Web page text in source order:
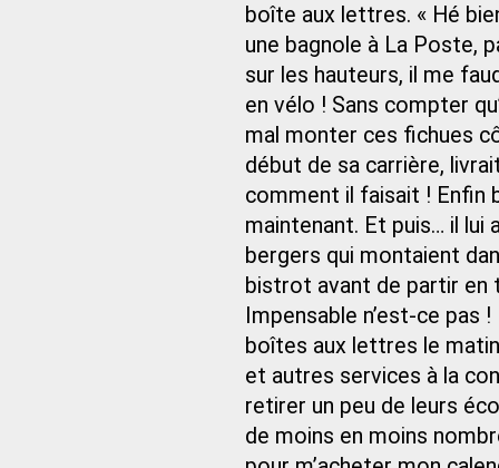
boîte aux lettres. « Hé
une bagnole à La Poste,
sur les hauteurs, il me
en vélo ! Sans compter
mal monter ces fichues
début de sa carrière,
comment il faisait ! Enfin
maintenant. Et puis… il lui
bergers qui montaient
bistrot avant de partir en
Impensable n’est-ce
boîtes aux lettres le
et autres services à la
retirer un peu de leurs
de moins en moins